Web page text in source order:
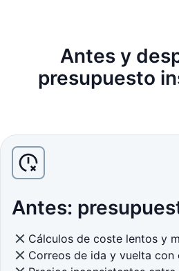
Antes y
presupuesto
Antes:
Cálculos de coste lentos y
Correos de ida y vuelta con